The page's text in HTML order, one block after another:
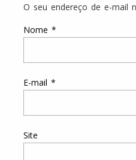
O seu endereço de e-mail
Nome *
E-mail *
Site